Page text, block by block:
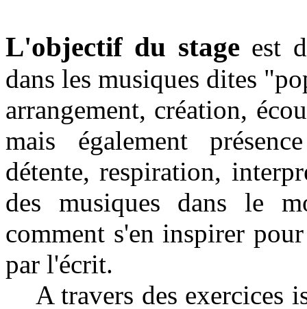
L'objectif du stageest
dans les musiques dites
arrangement, création,
mais également
détente, respiration,
des musiques dans le
comment s'en inspirer
par l'écrit.
A travers des exercices